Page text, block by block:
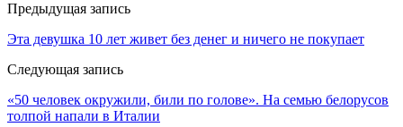
Предыдущая запись
Эта девушка 10 лет живет без денег и ничего не покупает
Следующая запись
«50 человек окружили, били по голове». На семью белорусов
толпой напали в Италии